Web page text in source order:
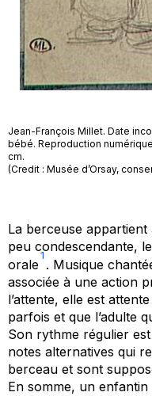
Jean-François Millet. Date
bébé. Reproduction
cm.
(Credit : Musée d’Orsay,
La berceuse
peu condescendante,
orale
1
. Musique
associée à une action
l’attente, elle est
parfois et que l’adulte
Son rythme régulier
notes alternatives qui
berceau et sont
En somme, un